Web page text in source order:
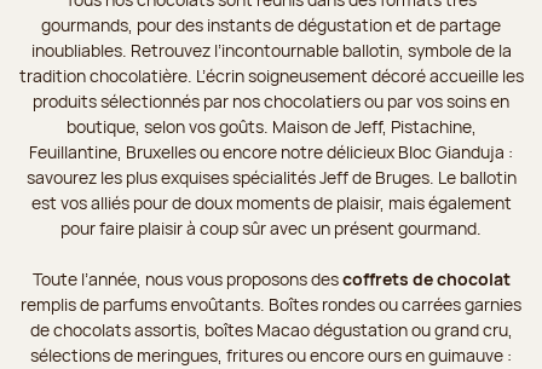
gourmands, pour des instants de dégustation et de partage
inoubliables. Retrouvez l’incontournable ballotin, symbole de la
tradition chocolatière. L’écrin soigneusement décoré accueille les
produits sélectionnés par nos chocolatiers ou par vos soins en
boutique, selon vos goûts. Maison de Jeff, Pistachine,
Feuillantine, Bruxelles ou encore notre délicieux Bloc Gianduja :
savourez les plus exquises spécialités Jeff de Bruges. Le ballotin
est vos alliés pour de doux moments de plaisir, mais également
pour faire plaisir à coup sûr avec un présent gourmand.
Toute l’année, nous vous proposons descoffrets de chocolat
remplis de parfums envoûtants. Boîtes rondes ou carrées garnies
de chocolats assortis, boîtes Macao dégustation ou grand cru,
sélections de meringues, fritures ou encore ours en guimauve :